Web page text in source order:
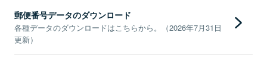
郵便番号データのダウンロード
各種データのダウンロードはこちらから。（2026年7月31日
更新）